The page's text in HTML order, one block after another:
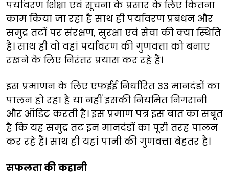
पर्यावरण शिक्षा एवं सूचना के प्रसार के लिए कितना
काम किया जा रहा है साथ ही पर्यावरण प्रबंधन और
समुद्र तटों पर संरक्षण, सुरक्षा एवं सेवा की क्या स्थिति
है। साथ ही वो वहां पर्यावरण की गुणवत्ता को बनाए
रखने के लिए निरंतर प्रयास कर रहे हैं।
इस प्रमाणन के लिए एफईई निर्धारित 33 मानदंडों का
पालन हो रहा है या नहीं इसकी नियमित निगरानी
और ऑडिट करती है। इस प्रमाण पत्र इस बात का सबूत
है कि यह समुद्र तट इन मानदंडों का पूरी तरह पालन
कर रहे हैं। साथ ही यहां पानी की गुणवत्ता बेहतर है।
सफलता की कहानी